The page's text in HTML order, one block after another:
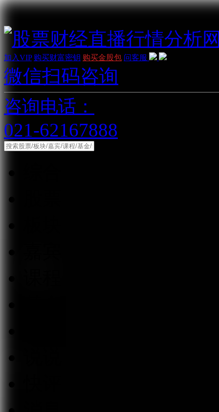
加入VIP 购买财富密钥 购买金股包 问客服
微信扫码咨询
咨询电话：
021-62167888